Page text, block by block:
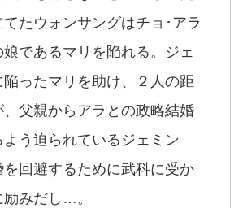
たウォンサングはチョ･アラ
娘であるマリを陥れる。ジェ
陥ったマリを助け、２人の距
父親からアラとの政略結婚
よう迫られているジェミン
回避するために武科に受か
みだし…。